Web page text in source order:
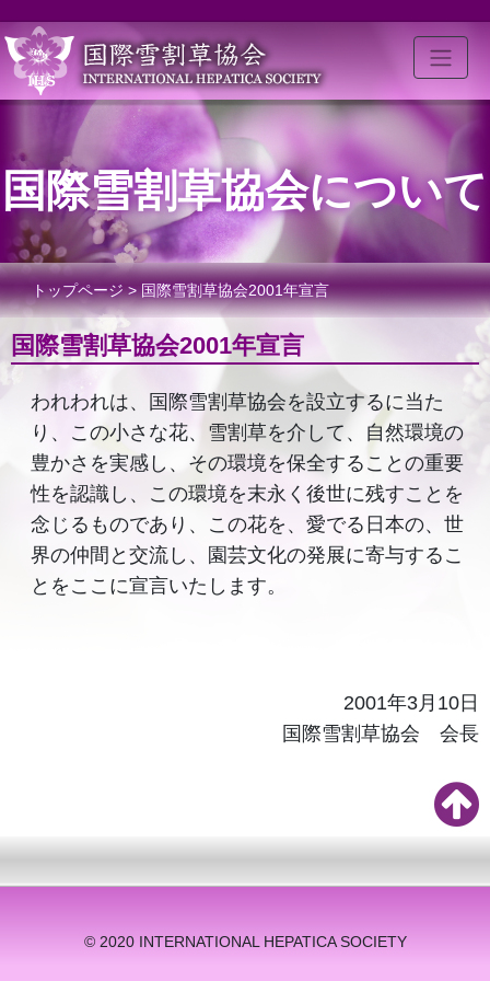
国際雪割草協会について
国際雪割草協会2001年宣言
われわれは、国際雪割草協会を設立するに当た
り、この小さな花、雪割草を介して、自然環境の
豊かさを実感し、その環境を保全することの重要
性を認識し、この環境を末永く後世に残すことを
念じるものであり、この花を、愛でる日本の、世
界の仲間と交流し、園芸文化の発展に寄与するこ
とをここに宣言いたします。
2001年3月10日
国際雪割草協会 会長
トップページ> 国際雪割草協会2001年宣言
© 2020 INTERNATIONAL HEPATICA SOCIETY